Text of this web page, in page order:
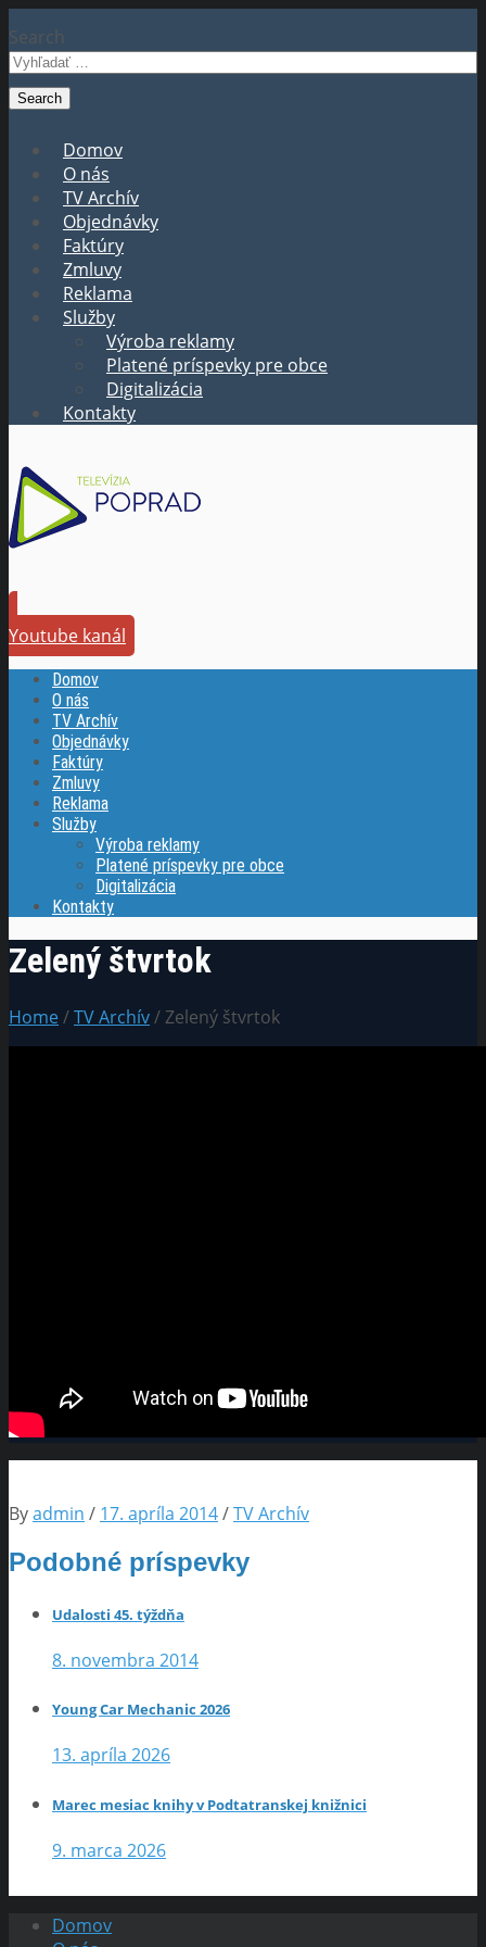
Search
Domov
O nás
TV Archív
Objednávky
Faktúry
Zmluvy
Reklama
Služby
Výroba reklamy
Platené príspevky pre obce
Digitalizácia
Kontakty
Youtube kanál
Domov
O nás
TV Archív
Objednávky
Faktúry
Zmluvy
Reklama
Služby
Výroba reklamy
Platené príspevky pre obce
Digitalizácia
Kontakty
Zelený štvrtok
Home/TV Archív/ Zelený štvrtok
Byadmin / 17. apríla 2014/TV Archív
Podobné príspevky
Udalosti 45. týždňa
8. novembra 2014
Young Car Mechanic 2026
13. apríla 2026
Marec mesiac knihy v Podtatranskej knižnici
9. marca 2026
Domov